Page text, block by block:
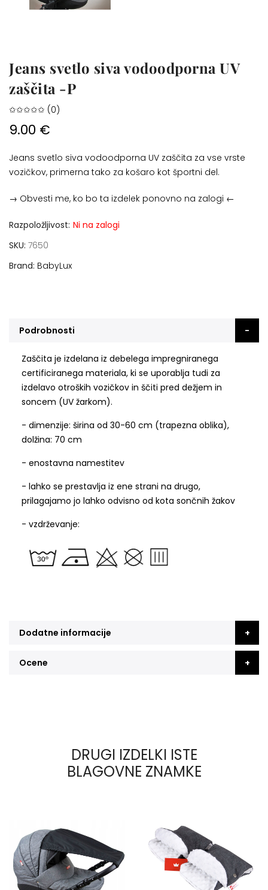
Jeans svetlo siva vodoodporna UV
zaščita -P
✩✩✩✩✩ (0)
9.00 €
Jeans svetlo siva vodoodporna UV zaščita za vse vrste
vozičkov, primerna tako za košaro kot športni del.
→ Obvesti me, ko bo ta izdelek ponovno na zalogi ←
Razpoložljivost: Ni na zalogi
SKU 7650
Brand BabyLux
Podrobnosti
Zaščita je izdelana iz debelega impregniranega
certificiranega materiala, ki se uporablja tudi za
izdelavo otroških vozičkov in ščiti pred dežjem in
soncem (UV žarkom).
- dimenzije: širina od 30-60 cm (trapezna oblika),
dolžina: 70 cm
- enostavna namestitev
- lahko se prestavlja iz ene strani na drugo,
prilagajamo jo lahko odvisno od kota sončnih žakov
- vzdrževanje:
Dodatne informacije
Ocene
DRUGI IZDELKI ISTE
BLAGOVNE ZNAMKE